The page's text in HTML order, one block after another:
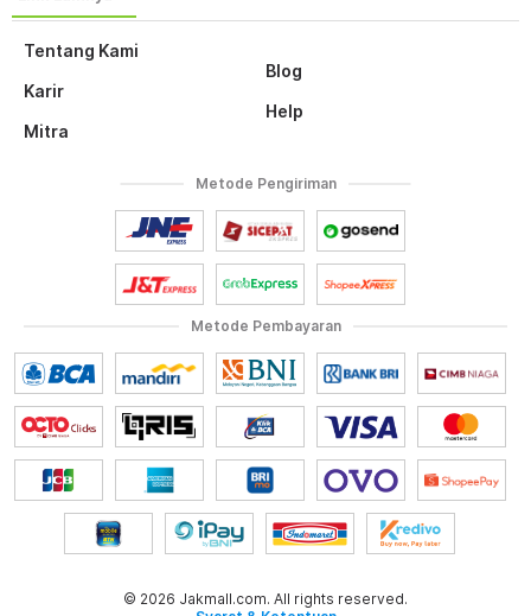
Tentang Kami
Karir
Mitra
Blog
Help
Metode Pembayaran
Metode Pengiriman
© 2026 Jakmall.com. All rights reserved.